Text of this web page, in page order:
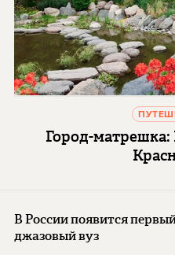
Город-матрешка:
В России появится
джазовый вуз